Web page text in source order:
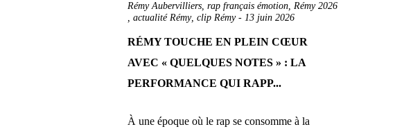
Rémy Aubervilliers, rap français émotion, Rémy 2026
, actualité Rémy, clip Rémy- 13 juin 2026
RÉMY TOUCHE EN PLEIN CŒUR
AVEC « QUELQUES NOTES » : LA
PERFORMANCE QUI RAPP...
À une époque où le rap se consomme à la